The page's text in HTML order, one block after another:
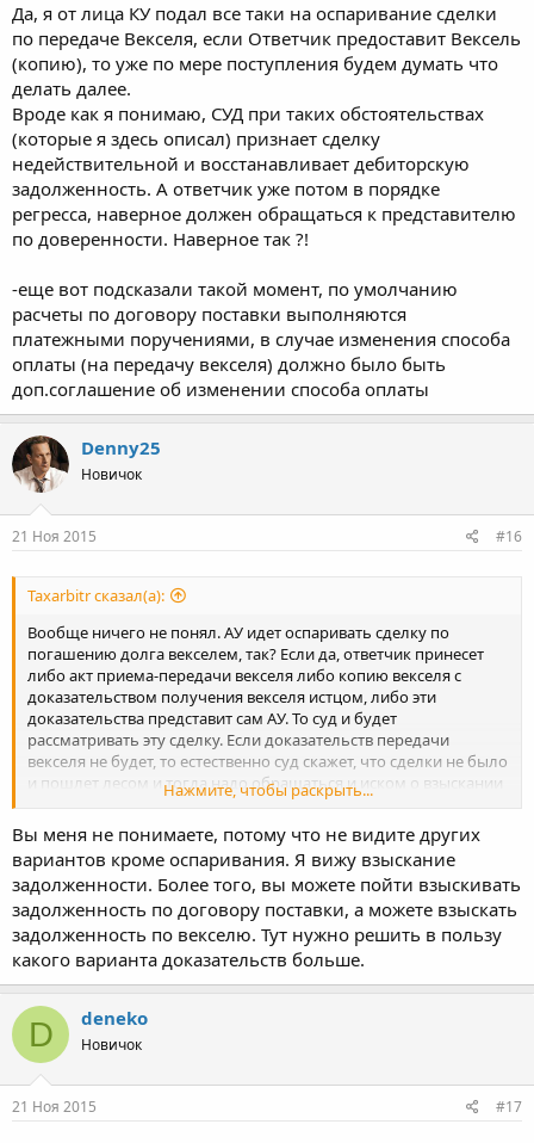
Да, я от лица КУ подал все таки на оспаривание сделки
по передаче Векселя, если Ответчик предоставит Вексель
(копию), то уже по мере поступления будем думать что
делать далее.
Вроде как я понимаю, СУД при таких обстоятельствах
(которые я здесь описал) признает сделку
недействительной и восстанавливает дебиторскую
задолженность. А ответчик уже потом в порядке
регресса, наверное должен обращаться к представителю
по доверенности. Наверное так ?!
-еще вот подсказали такой момент, по умолчанию
расчеты по договору поставки выполняются
платежными поручениями, в случае изменения способа
оплаты (на передачу векселя) должно было быть
доп.соглашение об изменении способа оплаты
Denny25
Новичок
21 Ноя 2015 #16
Taxarbitr сказал(а):
Вообще ничего не понял. АУ идет оспаривать сделку по
погашению долга векселем, так? Если да, ответчик принесет
либо акт приема-передачи векселя либо копию векселя с
доказательством получения векселя истцом, либо эти
доказательства представит сам АУ. То суд и будет
рассматривать эту сделку. Если доказательств передачи
векселя не будет, то естественно суд скажет, что сделки не было
и пошлет лесом и тогда надо обращаться и иском о взыскании
Нажмите, чтобы раскрыть...
Вы меня не понимаете, потому что не видите других
вариантов кроме оспаривания. Я вижу взыскание
задолженности. Более того, вы можете пойти взыскивать
задолженность по договору поставки, а можете взыскать
задолженность по векселю. Тут нужно решить в пользу
какого варианта доказательств больше.
D deneko
Новичок
21 Ноя 2015 #17